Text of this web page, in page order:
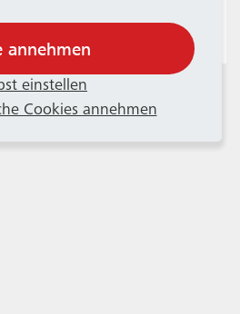
annehmen
einstellen
Cookies annehmen